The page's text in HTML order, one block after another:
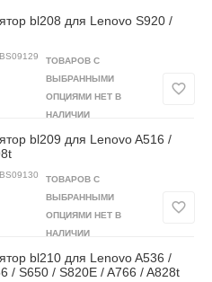
bl208 для Lenovo S920 /
BS09129
ТОВАРОВ С
ВЫБРАННЫМИ
ОПЦИЯМИ НЕТ В
НАЛИЧИИ
bl209 для Lenovo A516 /
BS09130
ТОВАРОВ С
ВЫБРАННЫМИ
ОПЦИЯМИ НЕТ В
НАЛИЧИИ
bl210 для Lenovo A536 /
/ S650 / S820E / A766 / A828t